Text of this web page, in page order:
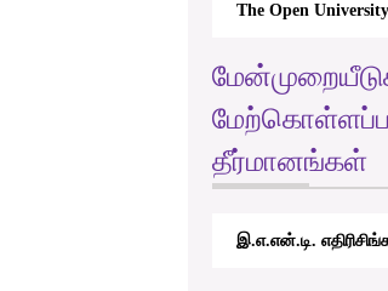
The Open
தீர்மானங்கள்
இ.எ.என்.டி.